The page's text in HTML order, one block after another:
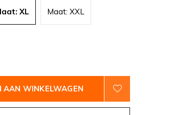
XL Maat: XXL
AAN WINKELWAGEN